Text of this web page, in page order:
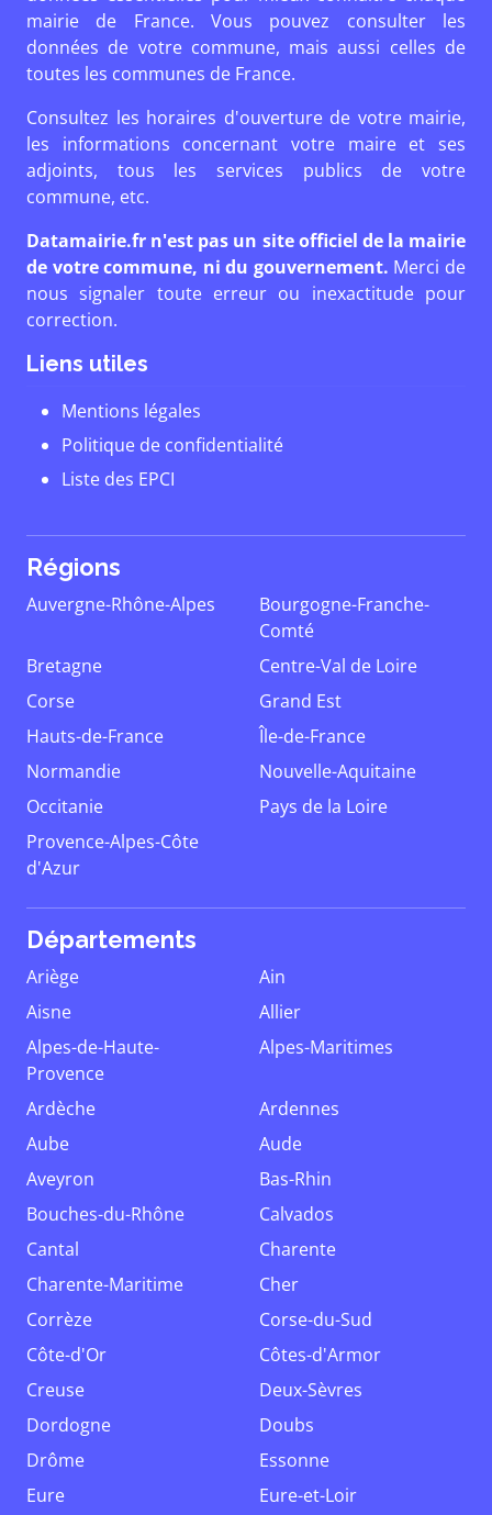
mairie de France. Vous pouvez consulter les
données de votre commune, mais aussi celles de
toutes les communes de France.
Consultez les horaires d'ouverture de votre mairie,
les informations concernant votre maire et ses
adjoints, tous les services publics de votre
commune, etc.
Datamairie.fr n'est pas un site officiel de la mairie
de votre commune, ni du gouvernement. Merci de
nous signaler toute erreur ou inexactitude pour
correction.
Liens utiles
Mentions légales
Politique de confidentialité
Liste des EPCI
Régions
Auvergne-Rhône-Alpes
Bourgogne-Franche-
Comté
Bretagne
Centre-Val de Loire
Corse
Grand Est
Hauts-de-France
Île-de-France
Normandie
Nouvelle-Aquitaine
Occitanie
Pays de la Loire
Provence-Alpes-Côte
d'Azur
Départements
Ariège
Ain
Aisne
Allier
Alpes-de-Haute-
Provence
Alpes-Maritimes
Ardèche
Ardennes
Aube
Aude
Aveyron
Bas-Rhin
Bouches-du-Rhône
Calvados
Cantal
Charente
Charente-Maritime
Cher
Corrèze
Corse-du-Sud
Côte-d'Or
Côtes-d'Armor
Creuse
Deux-Sèvres
Dordogne
Doubs
Drôme
Essonne
Eure
Eure-et-Loir